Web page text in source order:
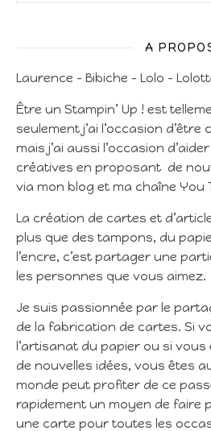
A
Laurence – Bibiche – Lolo –
Être un Stampin’ Up ! est
seulement j’ai l’occasion
mais j’ai aussi l’occasion
créatives en proposant de
via mon blog et ma chaîne You
La création de cartes et
plus que des tampons, du
l’encre, c’est partager une
les personnes que vous aimez.
Je suis passionnée par le
de la fabrication de cartes. Si
l’artisanat du papier ou si
de nouvelles idées, vous êtes
monde peut profiter de ce
rapidement un moyen de faire
une carte pour toutes les